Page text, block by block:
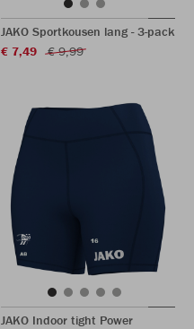
JAKO Sportkousen lang - 3-pack
€ 7,49
€ 9,99
JAKO Indoor tight Power